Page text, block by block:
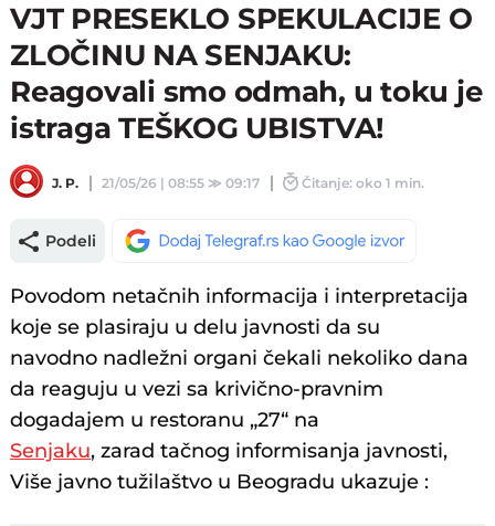
VJT PRESEKLO SPEKULACIJE O
ZLOČINU NA SENJAKU:
Reagovali smo odmah, u toku je
istraga TEŠKOG UBISTVA!
J. P. 21/05/26 | 08:55 ≫09:17 Čitanje: oko 1 min.
Podeli
Povodom netačnih informacija i interpretacija
koje se plasiraju u delu javnosti da su
navodno nadležni organi čekali nekoliko dana
da reaguju u vezi sa krivično-pravnim
dogadajem u restoranu „27“ na
Senjaku, zarad tačnog informisanja javnosti,
Više javno tužilaštvo u Beogradu ukazuje :